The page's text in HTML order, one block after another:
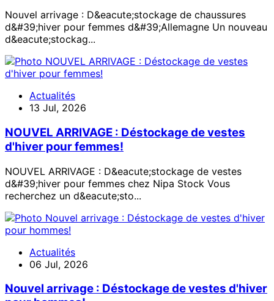
Nouvel arrivage : D&eacute;stockage de chaussures
d&#39;hiver pour femmes d&#39;Allemagne Un nouveau
d&eacute;stockag...
Actualités
13 Jul, 2026
NOUVEL ARRIVAGE : Déstockage de vestes
d'hiver pour femmes!
NOUVEL ARRIVAGE : D&eacute;stockage de vestes
d&#39;hiver pour femmes chez Nipa Stock Vous
recherchez un d&eacute;sto...
Actualités
06 Jul, 2026
Nouvel arrivage : Déstockage de vestes d'hiver